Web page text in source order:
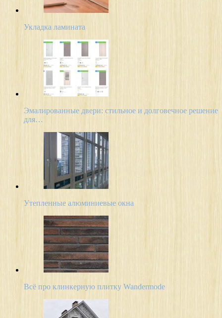
Укладка ламината
Эмалированные двери: стильное и долговечное решение
для…
Утепленные алюминиевые окна
Всё про клинкерную плитку Wandermode